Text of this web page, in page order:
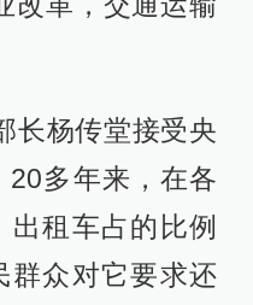
杨传堂接受央
20多年来，在各
租车占的比例
群众对它要求还